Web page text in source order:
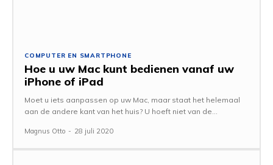
COMPUTER EN SMARTPHONE
Hoe u uw Mac kunt bedienen vanaf uw
iPhone of iPad
Moet u iets aanpassen op uw Mac, maar staat het helemaal
aan de andere kant van het huis? U hoeft niet van de...
Magnus Otto - 28 juli 2020